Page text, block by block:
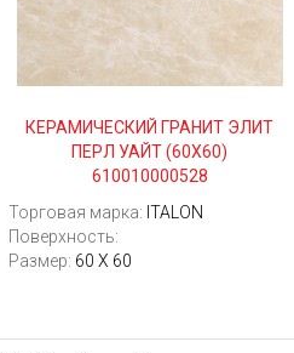
КЕРАМИЧЕСКИЙ ГРАНИТ ЭЛИТ
ПЕРЛ УАЙТ (60Х60)
610010000528
Торговая марка: ITALON
Поверхность:
Размер: 60 Х 60